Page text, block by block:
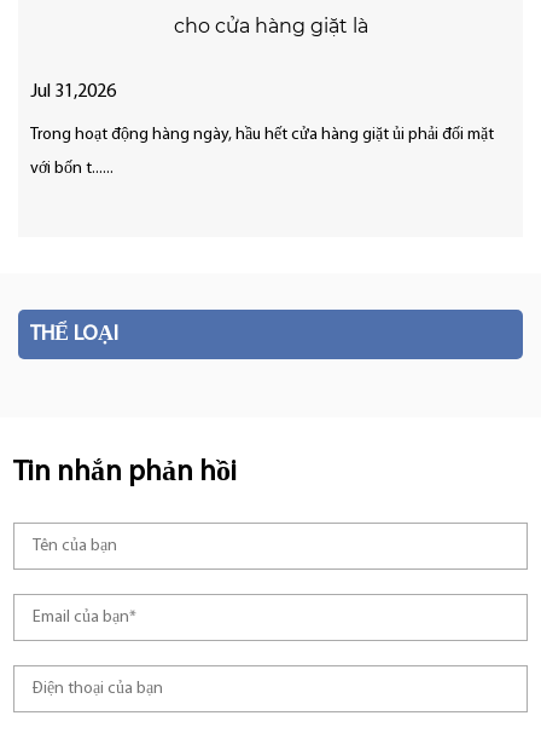
cho cửa hàng giặt là
Jul 31,2026
Trong hoạt động hàng ngày, hầu hết cửa hàng giặt ủi phải đối mặt
với bốn t......
THỂ LOẠI
Tin nhắn phản hồi